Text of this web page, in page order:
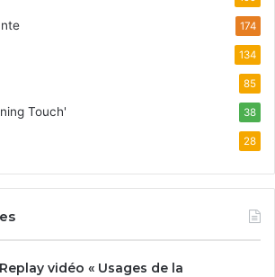
174
134
85
Touch' 38
28
Replay vidéo « Usages de la